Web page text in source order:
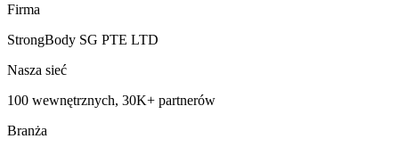
Firma
StrongBody SG PTE LTD
Nasza sieć
100 wewnętrznych, 30K+ partnerów
Branża